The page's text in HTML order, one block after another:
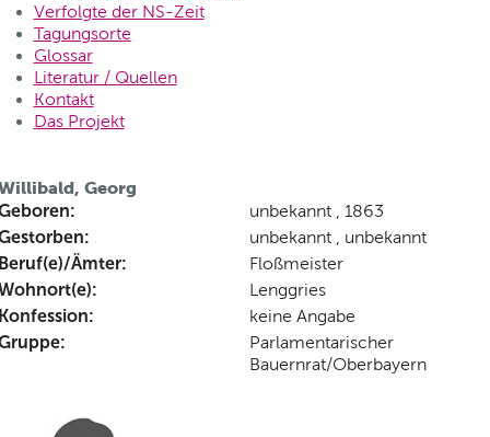
Verfolgte der NS-Zeit
Tagungsorte
Glossar
Literatur / Quellen
Kontakt
Das Projekt
Georg
unbekannt , 1863
unbekannt , unbekannt
Ämter: Floßmeister
Lenggries
keine Angabe
Parlamentarischer
Bauernrat/Oberbayern